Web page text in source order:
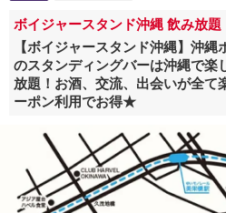
ボイジャースタンド沖縄 飲み放題
【ボイジャースタンド沖縄】沖
のスタンディングバーは沖縄で楽
放題！お酒、交流、出会いが全て
ーポン利用でお得★